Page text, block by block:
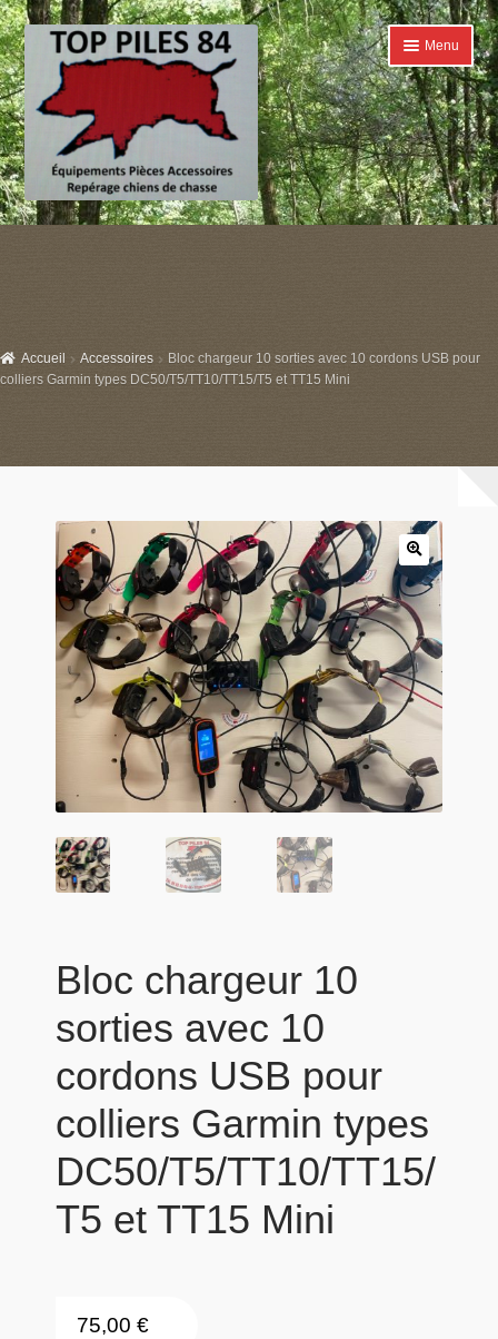
Aller
à
la
navigation
Aller
au
contenu
Menu
Accueil
Conditions générales de ventes
Panier
Produits populaires
Qui sommes-nous
Accueil Accessoires
Bloc chargeur 10 sorties avec 10 cordons USB pour
colliers Garmin types DC50/T5/TT10/TT15/T5 et TT15 Mini
Bloc chargeur 10
sorties avec 10
cordons USB pour
colliers Garmin types
DC50/T5/TT10/TT15/
T5 et TT15 Mini
75,00 €